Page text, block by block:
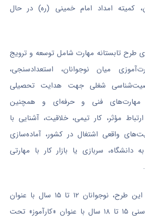
کمیته امداد امام خمینی (ره) در حال
طرح تابستانه مهارت شامل توسعه و ترویج
میان نوجوانان، استعدادسنجی،
شغلی جهت هدایت تحصیلی
مهارت‌های فنی و حرفه‌ای و همچنین
مؤثر، کار تیمی، خلاقیت، آشنایی با
واقعی اشتغال در کشور، آماده‌سازی
دانشگاه، سربازی یا بازار کار با مهارتی
خطیری بیان کرد: در این طرح، نوجوانان ۱۲ تا ۱۵ سال با عنوان
» و گروه سنی ۱۵ تا ۱۸ سال با عنوان «کارآموز» تحت